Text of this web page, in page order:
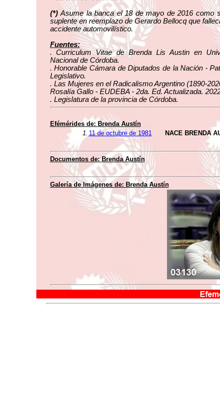
(*) Asume la banca el 18 de mayo de 2016 como
suplente en reemplazo de Gerardo Bellocq que
accidente automovilístico.
Fuentes:
. Curriculum Vitae de Brenda Lis Austin en
Nacional de Córdoba.
. Honorable Cámara de Diputados de la Nación -
Legislativo.
. Las Mujeres en el Radicalismo Argentino (1890-
Rosalía Gallo - EUDEBA - 2da. Ed. Actualizada.
. Legislatura de la provincia de Córdoba.
Efémérides de: Brenda Austín
1. 11 de octubre de 1981 NACE BRENDA
Documentos de: Brenda Austín
Galería de Imágenes de: Brenda Austín